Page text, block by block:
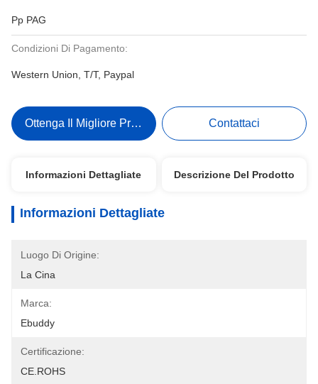
Pp PAG
Condizioni Di Pagamento:
Western Union, T/T, Paypal
Ottenga Il Migliore Prezzo Contattaci
Informazioni Dettagliate Descrizione Del Prodotto
Informazioni Dettagliate
Luogo Di Origine:
La Cina
Marca:
Ebuddy
Certificazione:
CE.ROHS